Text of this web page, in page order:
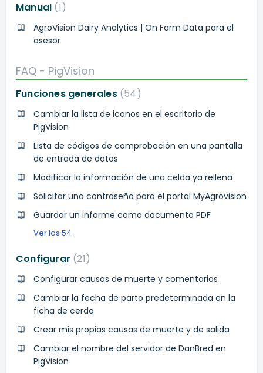
Manual 1
AgroVision Dairy Analytics | On Farm Data para el
asesor
FAQ - PigVision
Funciones generales 54
Cambiar la lista de iconos en el escritorio de
PigVision
Lista de códigos de comprobación en una pantalla
de entrada de datos
Modificar la información de una celda ya rellena
Solicitar una contraseña para el portal MyAgrovision
Guardar un informe como documento PDF
Ver los 54
Configurar 21
Configurar causas de muerte y comentarios
Cambiar la fecha de parto predeterminada en la
ficha de cerda
Crear mis propias causas de muerte y de salida
Cambiar el nombre del servidor de DanBred en
PigVision